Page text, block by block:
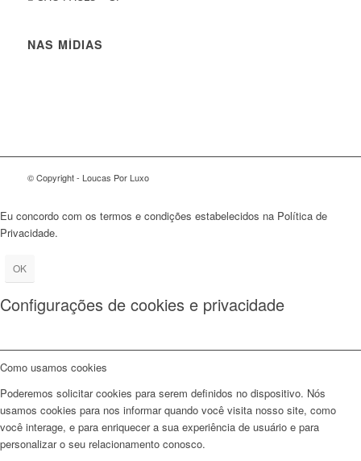
NAS MÍDIAS
© Copyright - Loucas Por Luxo
Eu concordo com os termos e condições estabelecidos na Política de
Privacidade.
OK
Configurações de cookies e privacidade
Como usamos cookies
Poderemos solicitar cookies para serem definidos no dispositivo. Nós
usamos cookies para nos informar quando você visita nosso site, como
você interage, e para enriquecer a sua experiência de usuário e para
personalizar o seu relacionamento conosco.